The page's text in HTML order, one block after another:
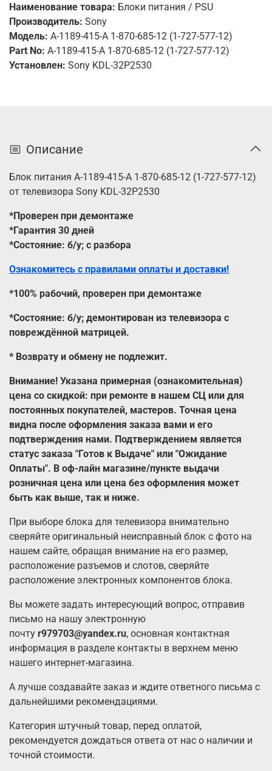
Наименование товара: Блоки питания / PSU
Производитель: Sony
Модель: A-1189-415-A 1-870-685-12 (1-727-577-12)
Part No: A-1189-415-A 1-870-685-12 (1-727-577-12)
Установлен: Sony KDL-32P2530
Описание
Блок питания A-1189-415-A 1-870-685-12 (1-727-577-12)
от телевизора Sony KDL-32P2530
*Проверен при демонтаже
*Гарантия 30 дней
*Состояние: б/у; с разбора
Ознакомитесь с правилами оплаты и доставки!
*100% рабочий, проверен при демонтаже
*Состояние: б/у; демонтирован из телевизора с
повреждённой матрицей.
* Возврату и обмену не подлежит.
Внимание! Указана примерная (ознакомительная)
цена со скидкой: при ремонте в нашем СЦ или для
постоянных покупателей, мастеров. Точная цена
видна после оформления заказа вами и его
подтверждения нами. Подтверждением является
статус заказа "Готов к Выдаче" или "Ожидание
Оплаты". В оф-лайн магазине/пункте выдачи
розничная цена или цена без оформления может
быть как выше, так и ниже.
При выборе блока для телевизора внимательно
сверяйте оригинальный неисправный блок с фото на
нашем сайте, обращая внимание на его размер,
расположение разъемов и слотов, сверяйте
расположение электронных компонентов блока.
Вы можете задать интересующий вопрос, отправив
письмо на нашу электронную
почту r979703@yandex.ru, основная контактная
информация в разделе контакты в верхнем меню
нашего интернет-магазина.
А лучше создавайте заказ и ждите ответного письма с
дальнейшими рекомендациями.
Категория штучный товар, перед оплатой,
рекомендуется дождаться ответа от нас о наличии и
точной стоимости.